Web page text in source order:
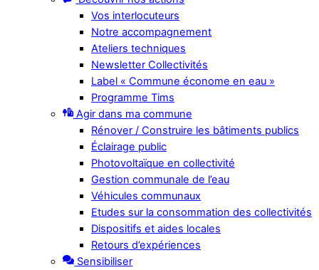
Vos interlocuteurs
Notre accompagnement
Ateliers techniques
Newsletter Collectivités
Label « Commune économe en eau »
Programme Tims
Agir dans ma commune
Rénover / Construire les bâtiments publics
Éclairage public
Photovoltaïque en collectivité
Gestion communale de l’eau
Véhicules communaux
Etudes sur la consommation des collectivités
Dispositifs et aides locales
Retours d’expériences
Sensibiliser